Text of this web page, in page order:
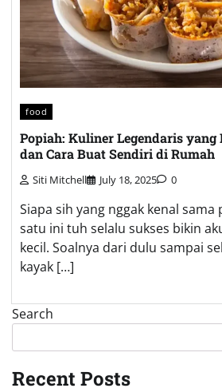
food
Popiah: Kuliner Legendaris
dan Cara Buat Sendiri di Rumah
Siti Mitchell July 18, 2025 0
Siapa sih yang nggak kenal sama
satu ini tuh selalu sukses bikin
kecil. Soalnya dari dulu sampai
kayak […]
Search
Recent Posts